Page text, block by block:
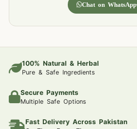
Chat on WhatsApp
100% Natural & Herbal
Pure & Safe Ingredients
Secure Payments
Multiple Safe Options
Fast Delivery Across Pakistan